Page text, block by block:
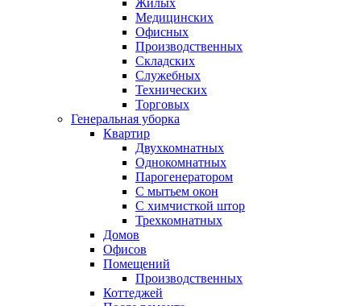
Жилых
Медицинских
Офисных
Производственных
Складских
Служебных
Технических
Торговых
Генеральная уборка
Квартир
Двухкомнатных
Однокомнатных
Парогенератором
С мытьем окон
С химчисткой штор
Трехкомнатных
Домов
Офисов
Помещений
Производственных
Коттеджей